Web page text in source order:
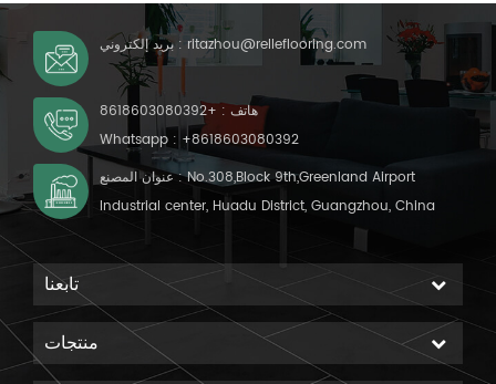
بريد إلكتروني : ritazhou@relleflooring.com
هاتف : +8618603080392
Whatsapp : +8618603080392
عنوان المصنع : No.308,Block 9th,Greenland Airport
Industrial center, Huadu District, Guangzhou, China
تابعنا
منتجات